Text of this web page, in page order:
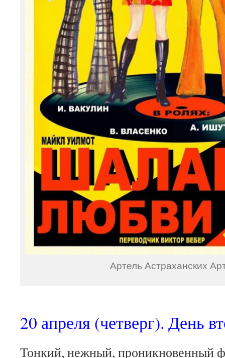
Артель Астраханских
20 апреля (четверг). День
Тонкий, нежный, проникновенный